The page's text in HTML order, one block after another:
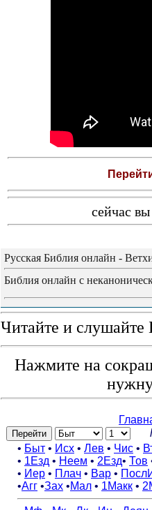
сейчас
Русская Библия онлайн -
Библия онлайн с
Читайте и слушайте
Нажмите на